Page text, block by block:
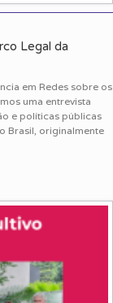
Legal da
em Redes sobre os
uma entrevista
e políticas públicas
Brasil, originalmente